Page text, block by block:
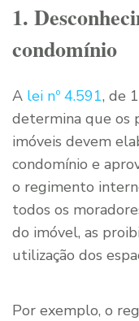
1.
condomínio
A lei nº 4.591, de
determina que os
imóveis devem
condomínio e
o regimento
todos os
do imóvel, as
utilização dos
Por exemplo, o